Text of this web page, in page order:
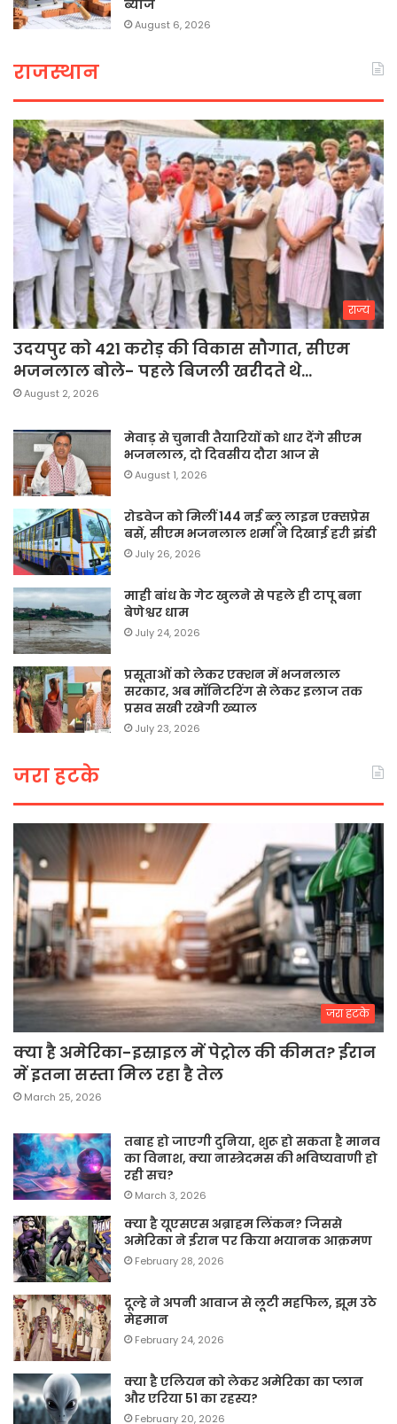
ब्याज
August 6, 2026
राजस्थान
राज्य
उदयपुर को 421 करोड़ की विकास सौगात, सीएम
भजनलाल बोले- पहले बिजली खरीदते थे…
August 2, 2026
मेवाड़ से चुनावी तैयारियों को धार देंगे सीएम
भजनलाल, दो दिवसीय दौरा आज से
August 1, 2026
रोडवेज को मिलीं 144 नई ब्लू लाइन एक्सप्रेस
बसें, सीएम भजनलाल शर्मा ने दिखाई हरी झंडी
July 26, 2026
माही बांध के गेट खुलने से पहले ही टापू बना
बेणेश्वर धाम
July 24, 2026
प्रसूताओं को लेकर एक्शन में भजनलाल
सरकार, अब मॉनिटरिंग से लेकर इलाज तक
प्रसव सखी रखेगी ख्याल
July 23, 2026
जरा हटके
जरा हटके
क्या है अमेरिका-इस्राइल में पेट्रोल की कीमत? ईरान
में इतना सस्ता मिल रहा है तेल
March 25, 2026
तबाह हो जाएगी दुनिया, शुरू हो सकता है मानव
का विनाश, क्या नास्त्रेदमस की भविष्यवाणी हो
रही सच?
March 3, 2026
क्या है यूएसएस अब्राहम लिंकन? जिससे
अमेरिका ने ईरान पर किया भयानक आक्रमण
February 28, 2026
दूल्हे ने अपनी आवाज से लूटी महफिल, झूम उठे
मेहमान
February 24, 2026
क्या है एलियन को लेकर अमेरिका का प्लान
और एरिया 51 का रहस्य?
February 20, 2026